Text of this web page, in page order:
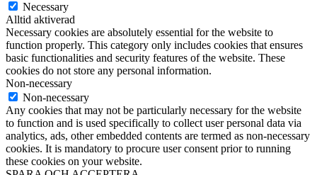
Necessary
Alltid aktiverad
Necessary cookies are absolutely essential for the website to
function properly. This category only includes cookies that ensures
basic functionalities and security features of the website. These
cookies do not store any personal information.
Non-necessary
Non-necessary
Any cookies that may not be particularly necessary for the website
to function and is used specifically to collect user personal data via
analytics, ads, other embedded contents are termed as non-necessary
cookies. It is mandatory to procure user consent prior to running
these cookies on your website.